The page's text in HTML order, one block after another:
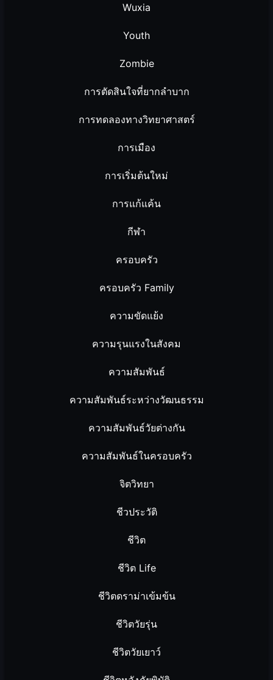
Wuxia
Youth
Zombie
การตัดสินใจที่ยากลำบาก
การทดลองทางวิทยาศาสตร์
การเมือง
การเริ่มต้นใหม่
การแก้แค้น
กีฬา
ครอบครัว
ครอบครัว Family
ความขัดแย้ง
ความรุนแรงในสังคม
ความสัมพันธ์
ความสัมพันธ์ระหว่างวัฒนธรรม
ความสัมพันธ์วัยต่างกัน
ความสัมพันธ์ในครอบครัว
จิตวิทยา
ชีวประวัติ
ชีวิต
ชีวิต Life
ชีวิตดราม่าเข้มข้น
ชีวิตวัยรุ่น
ชีวิตวัยเยาว์